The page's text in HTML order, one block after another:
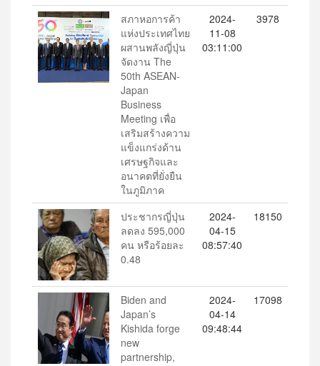
สภาหอการค้า
แห่งประเทศไทย
ผสานพลังญี่ปุ่น
จัดงาน The
50th ASEAN-
Japan
Business
Meeting เพื่อ
เสริมสร้างความ
แข็งแกร่งด้าน
เศรษฐกิจและ
อนาคตที่ยั่งยืน
ในภูมิภาค
2024-
11-08
03:11:00
3978
ประชากรญี่ปุ่น
ลดลง 595,000
คน หรือร้อยละ
0.48
2024-
04-15
08:57:40
18150
Biden and
Japan’s
Kishida forge
new
partnership,
2024-
04-14
09:48:44
17098